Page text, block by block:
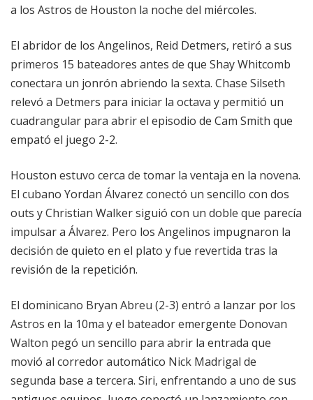
a los Astros de Houston la noche del miércoles.
El abridor de los Angelinos, Reid Detmers, retiró a sus
primeros 15 bateadores antes de que Shay Whitcomb
conectara un jonrón abriendo la sexta. Chase Silseth
relevó a Detmers para iniciar la octava y permitió un
cuadrangular para abrir el episodio de Cam Smith que
empató el juego 2-2.
Houston estuvo cerca de tomar la ventaja en la novena.
El cubano Yordan Álvarez conectó un sencillo con dos
outs y Christian Walker siguió con un doble que parecía
impulsar a Álvarez. Pero los Angelinos impugnaron la
decisión de quieto en el plato y fue revertida tras la
revisión de la repetición.
El dominicano Bryan Abreu (2-3) entró a lanzar por los
Astros en la 10ma y el bateador emergente Donovan
Walton pegó un sencillo para abrir la entrada que
movió al corredor automático Nick Madrigal de
segunda base a tercera. Siri, enfrentando a uno de sus